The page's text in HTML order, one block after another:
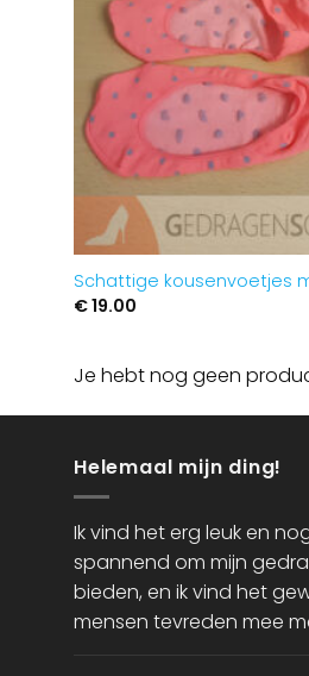
Schattige kousenvoetjes
€19.00
Je hebt nog geen
Helemaal mijn ding!
Ik vind het erg leuk en
spannend om mijn
bieden, en ik vind het
mensen tevreden mee